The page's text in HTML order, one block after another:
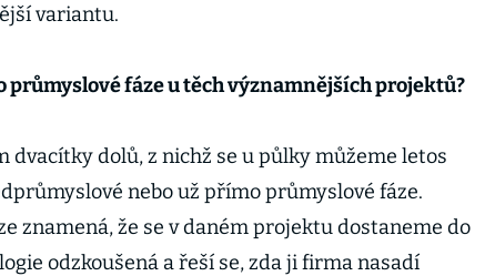
variantu.
průmyslové fáze u těch významnějších projektů?
dvacítky dolů, z nichž se u půlky můžeme letos
nebo už přímo průmyslové fáze.
znamená, že se v daném projektu dostaneme do
odzkoušená a řeší se, zda ji firma nasadí